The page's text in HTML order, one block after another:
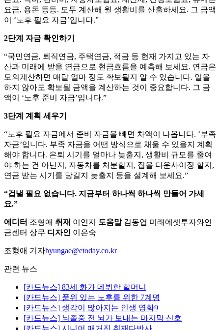
요금, 용돈 등등. 모두 계산해 월 생활비를 산출하세요. 그 금액
이 ‘노후 필요 자금’입니다.”
2단계 자금 확인하기
“국민연금, 퇴직연금, 주택연금, 적금 등 현재 가지고 있는 자
산과 미래에 받을 연금으로 현금흐름을 예측해 보세요. 연금은
모의계산하면 매달 얼마 정도 확보될지 알 수 있습니다. 일을
하지 않아도 확보될 금액을 계산하는 것이 중요합니다. 그 금
액이 ‘노후 준비 자금’입니다.”
3단계 계획 세우기
“노후 필요 자금에서 준비 자금을 빼면 차액이 나옵니다. ‘부족
자금’입니다. 부족 자금을 어떤 방식으로 채울 수 있을지 계획
해야 합니다. 은퇴 시기를 얼마나 늦출지, 생활비 규모를 줄여
야 하는 건 아닌지, 자동차를 처분할지, 집을 다운사이징 할지,
연금 받는 시기를 당길지 늦출지 등을 설계해 보세요.”
“겁낼 필요 없습니다. 지금부터 하나씩 하나씩 만들어 가세
요.”
에디터 조형애 취재 이연지 도움말김동엽 미래에셋투자와연
금센터 상무 디자인 이은숙
조형애 기자hyungae@etoday.co.kr
관련 뉴스
[카드뉴스] 83세 화가 데뷔한 할머니
[카드뉴스] 품위 있는 노후를 위한 7계명
[카드뉴스] 생각이 많아지는 인생 영화9
[카드뉴스] 뇌졸중 전 뇌가 보내는 마지막 신호